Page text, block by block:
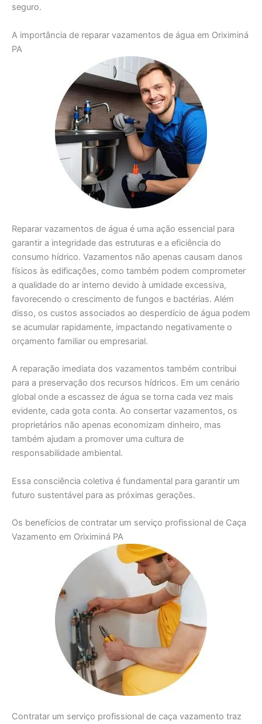
seguro.
A importância de reparar vazamentos de água em Oriximiná
PA
Reparar vazamentos de água é uma ação essencial para
garantir a integridade das estruturas e a eficiência do
consumo hídrico. Vazamentos não apenas causam danos
físicos às edificações, como também podem comprometer
a qualidade do ar interno devido à umidade excessiva,
favorecendo o crescimento de fungos e bactérias. Além
disso, os custos associados ao desperdício de água podem
se acumular rapidamente, impactando negativamente o
orçamento familiar ou empresarial.
A reparação imediata dos vazamentos também contribui
para a preservação dos recursos hídricos. Em um cenário
global onde a escassez de água se torna cada vez mais
evidente, cada gota conta. Ao consertar vazamentos, os
proprietários não apenas economizam dinheiro, mas
também ajudam a promover uma cultura de
responsabilidade ambiental.
Essa consciência coletiva é fundamental para garantir um
futuro sustentável para as próximas gerações.
Os benefícios de contratar um serviço profissional de Caça
Vazamento em Oriximiná PA
Contratar um serviço profissional de caça vazamento traz